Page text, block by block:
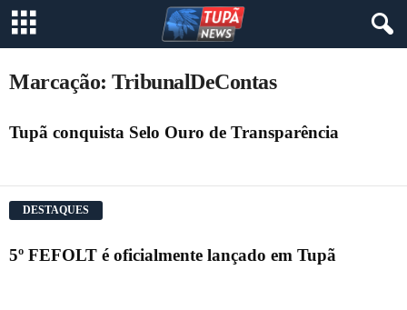
Marcação: TribunalDeContas
Tupã conquista Selo Ouro de Transparência
DESTAQUES
5º FEFOLT é oficialmente lançado em Tupã